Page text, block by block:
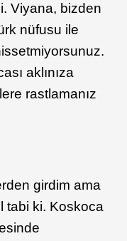
Viyana, bizden
nüfusu ile
aklınıza
rastlamanız
girdim ama
tabi ki. Koskoca